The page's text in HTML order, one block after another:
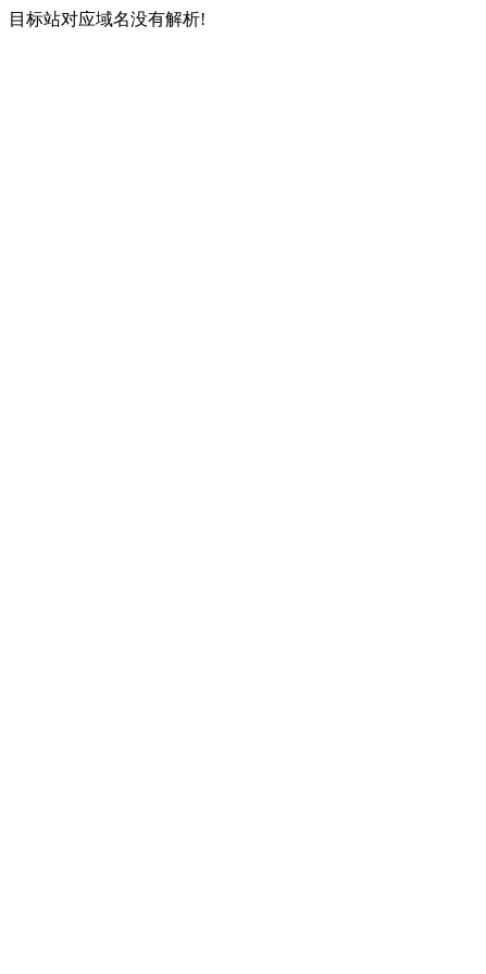
目标站对应域名没有解析!